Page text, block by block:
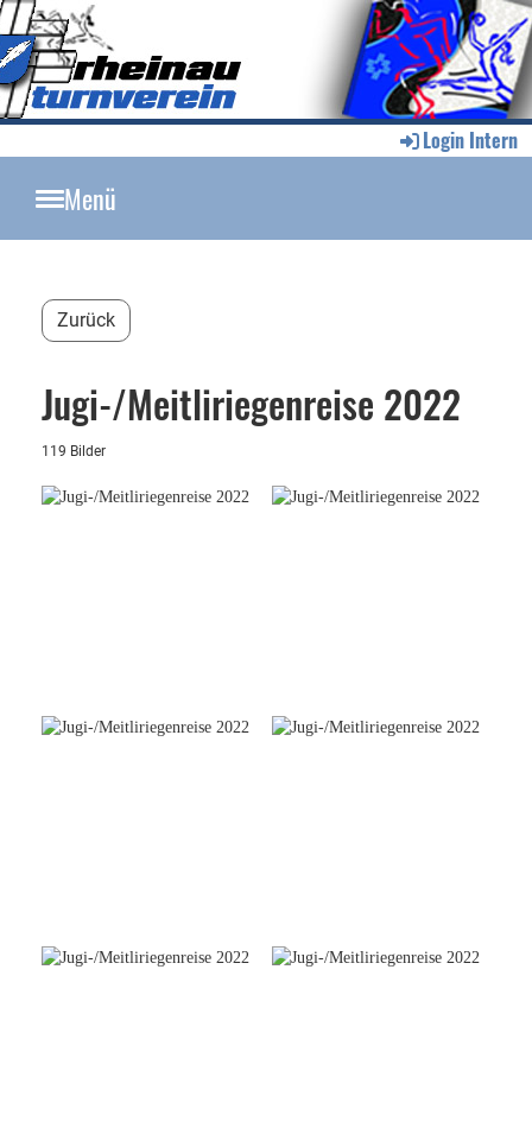
Login Intern
Menü
Zurück
Jugi-/Meitliriegenreise 2022
119 Bilder